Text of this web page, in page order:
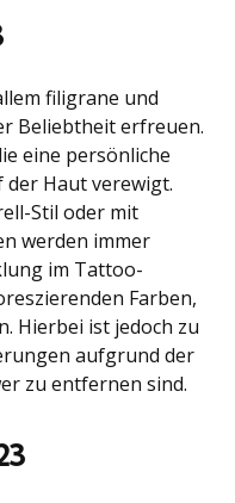
filigrane und
Beliebtheit erfreuen.
eine persönliche
Haut verewigt.
Stil oder mit
werden immer
im Tattoo-
Farben,
Hierbei ist jedoch zu
aufgrund der
zu entfernen sind.